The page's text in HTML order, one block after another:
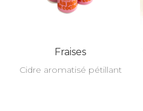
Fraises
Cidre aromatisé pétillant